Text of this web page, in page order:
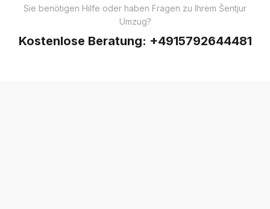
Sie benötigen Hilfe oder haben Fragen zu Ihrem Šentjur
Umzug?
Kostenlose Beratung: +4915792644481